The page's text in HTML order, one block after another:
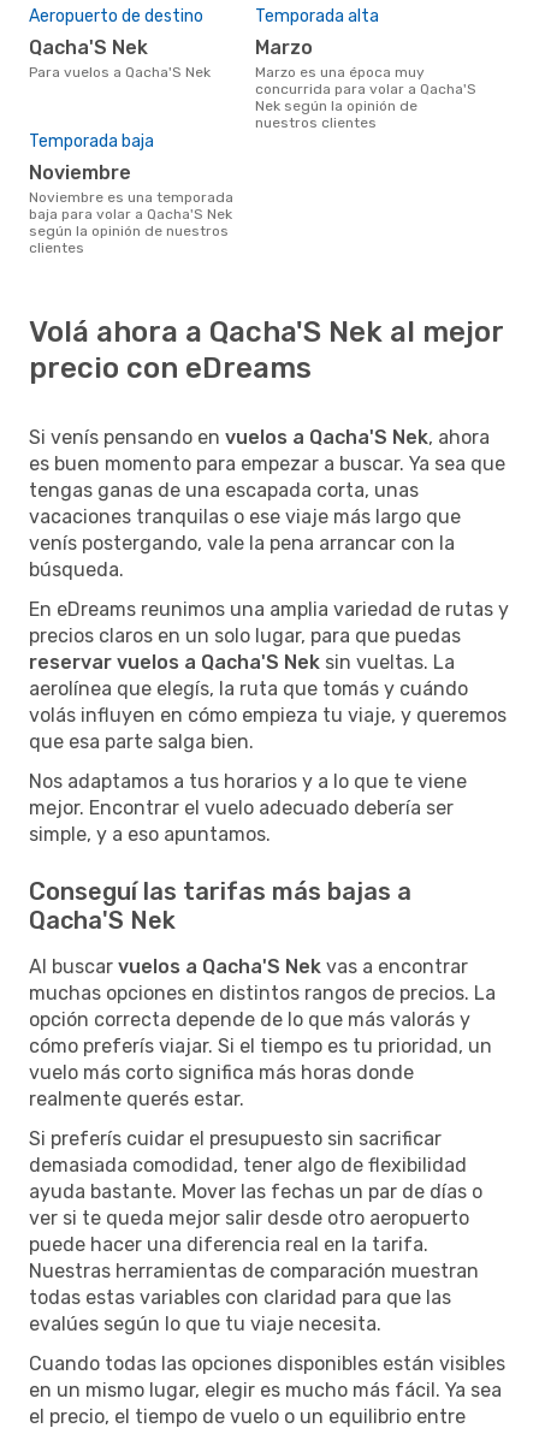
Aeropuerto de destino
Qacha'S Nek
Para vuelos a Qacha'S Nek
Temporada alta
marzo
marzo es una época muy
concurrida para volar a Qacha'S
Nek según la opinión de
nuestros clientes
Temporada baja
noviembre
noviembre es una temporada
baja para volar a Qacha'S Nek
según la opinión de nuestros
clientes
Volá ahora a Qacha'S Nek al mejor
precio con eDreams
Si venís pensando en vuelos a Qacha'S Nek, ahora
es buen momento para empezar a buscar. Ya sea que
tengas ganas de una escapada corta, unas
vacaciones tranquilas o ese viaje más largo que
venís postergando, vale la pena arrancar con la
búsqueda.
En eDreams reunimos una amplia variedad de rutas y
precios claros en un solo lugar, para que puedas
reservar vuelos a Qacha'S Nek sin vueltas. La
aerolínea que elegís, la ruta que tomás y cuándo
volás influyen en cómo empieza tu viaje, y queremos
que esa parte salga bien.
Nos adaptamos a tus horarios y a lo que te viene
mejor. Encontrar el vuelo adecuado debería ser
simple, y a eso apuntamos.
Conseguí las tarifas más bajas a
Qacha'S Nek
Al buscar vuelos a Qacha'S Nek vas a encontrar
muchas opciones en distintos rangos de precios. La
opción correcta depende de lo que más valorás y
cómo preferís viajar. Si el tiempo es tu prioridad, un
vuelo más corto significa más horas donde
realmente querés estar.
Si preferís cuidar el presupuesto sin sacrificar
demasiada comodidad, tener algo de flexibilidad
ayuda bastante. Mover las fechas un par de días o
ver si te queda mejor salir desde otro aeropuerto
puede hacer una diferencia real en la tarifa.
Nuestras herramientas de comparación muestran
todas estas variables con claridad para que las
evalúes según lo que tu viaje necesita.
Cuando todas las opciones disponibles están visibles
en un mismo lugar, elegir es mucho más fácil. Ya sea
el precio, el tiempo de vuelo o un equilibrio entre